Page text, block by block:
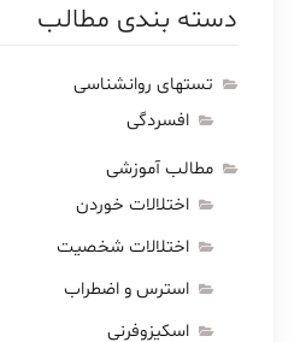
دسته بندی مطالب
تستهای روانشناسی
افسردگی
مطالب آموزشی
اختلالات خوردن
اختلالات شخصیت
استرس و اضطراب
اسکیزوفرنی